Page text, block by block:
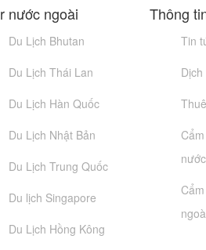
nước ngoài
Du Lịch Bhutan
Du Lịch Thái Lan
Du Lịch Hàn Quốc
Du Lịch Nhật Bản
Du Lịch Trung Quốc
Du lịch Singapore
Du Lịch Hồng Kông
Thông
Tin
nước